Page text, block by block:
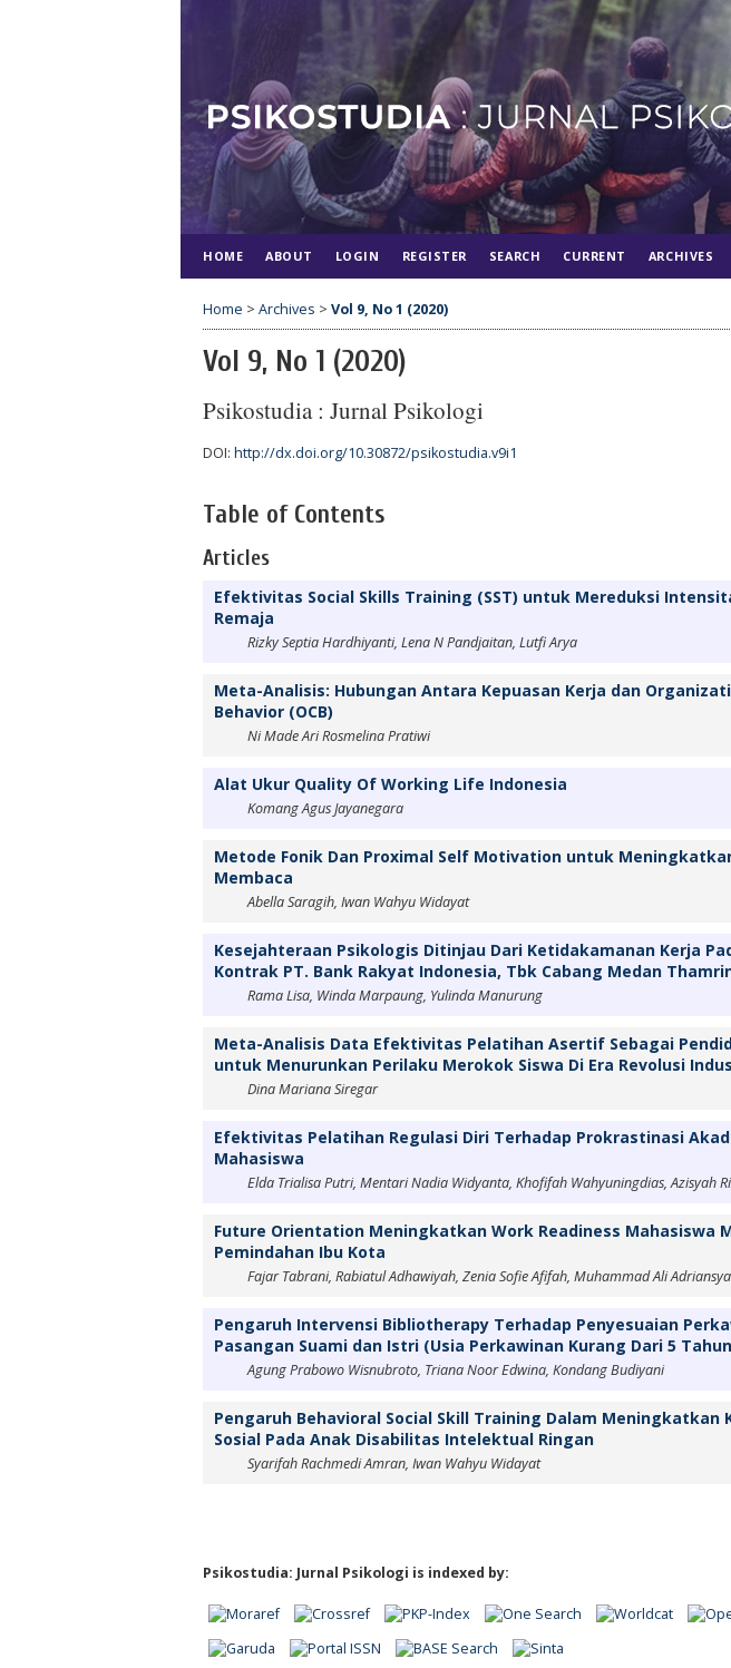
HOME ABOUT LOGIN REGISTER SEARCH CURRENT ARCHIVES
Home > Archives > Vol 9, No 1 (2020)
Vol 9, No 1 (2020)
Psikostudia : Jurnal Psikologi
DOI: http://dx.doi.org/10.30872/psikostudia.v9i1
Table of Contents
Articles
Efektivitas Social Skills Training (SST) untuk Mereduksi
Remaja
Rizky Septia Hardhiyanti, Lena N Pandjaitan, Lutfi Arya
Meta-Analisis: Hubungan Antara Kepuasan Kerja dan
Behavior (OCB)
Ni Made Ari Rosmelina Pratiwi
Alat Ukur Quality Of Working Life Indonesia
Komang Agus Jayanegara
Metode Fonik Dan Proximal Self Motivation untuk
Membaca
Abella Saragih, Iwan Wahyu Widayat
Kesejahteraan Psikologis Ditinjau Dari Ketidakamanan Kerja
Kontrak PT. Bank Rakyat Indonesia, Tbk Cabang Medan
Rama Lisa, Winda Marpaung, Yulinda Manurung
Meta-Analisis Data Efektivitas Pelatihan Asertif Sebagai
untuk Menurunkan Perilaku Merokok Siswa Di Era Revolusi
Dina Mariana Siregar
Efektivitas Pelatihan Regulasi Diri Terhadap Prokrastinasi
Mahasiswa
Elda Trialisa Putri, Mentari Nadia Widyanta, Khofifah Wahyuningdias, Azisyah
Future Orientation Meningkatkan Work Readiness Mahasiswa
Pemindahan Ibu Kota
Fajar Tabrani, Rabiatul Adhawiyah, Zenia Sofie Afifah, Muhammad Ali
Pengaruh Intervensi Bibliotherapy Terhadap Penyesuaian
Pasangan Suami dan Istri (Usia Perkawinan Kurang Dari 5
Agung Prabowo Wisnubroto, Triana Noor Edwina, Kondang Budiyani
Pengaruh Behavioral Social Skill Training Dalam Meningkatkan
Sosial Pada Anak Disabilitas Intelektual Ringan
Syarifah Rachmedi Amran, Iwan Wahyu Widayat
Psikostudia: Jurnal Psikologi is indexed by: